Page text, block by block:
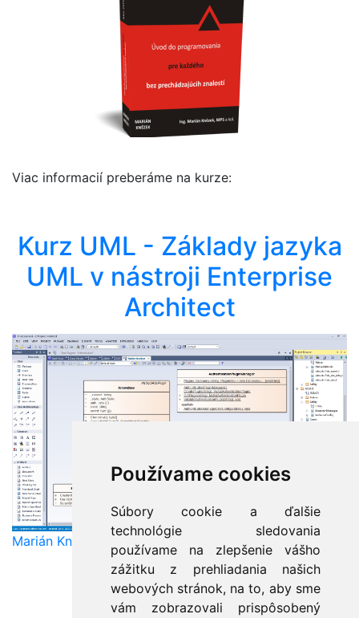
Používame cookies
Súbory cookie a ďalšie
technológie sledovania
používame na zlepšenie vášho
zážitku z prehliadania našich
webových stránok, na to, aby sme
vám zobrazovali prispôsobený
Viac informacií preberáme na kurze:
Kurz UML - Základy jazyka
UML v nástroji Enterprise
Architect
Marián Knězek